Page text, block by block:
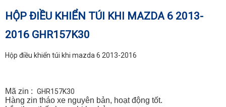
HỘP ĐIỀU KHIỂN TÚI KHI MAZDA 6 2013-
2016 GHR157K30
Hộp điều khiển túi khi mazda 6 2013-2016
Mã zin : GHR157K30
Hàng zin tháo xe nguyên bản, hoạt động tốt.